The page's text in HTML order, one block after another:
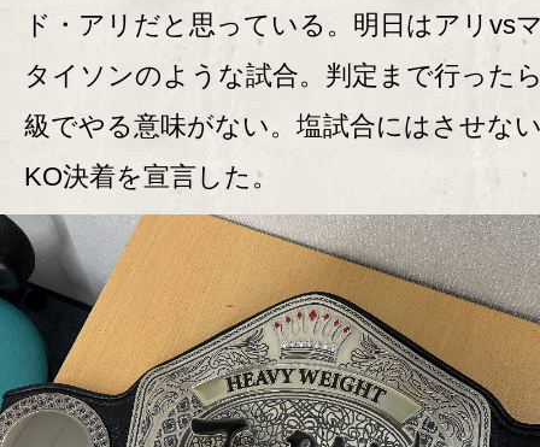
ド・アリだと思っている。明日はアリvs
タイソンのような試合。判定まで行った
級でやる意味がない。塩試合にはさせな
KO決着を宣言した。